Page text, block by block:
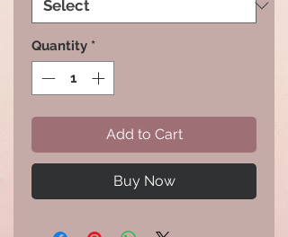
Quantity *
Add to Cart
Buy Now